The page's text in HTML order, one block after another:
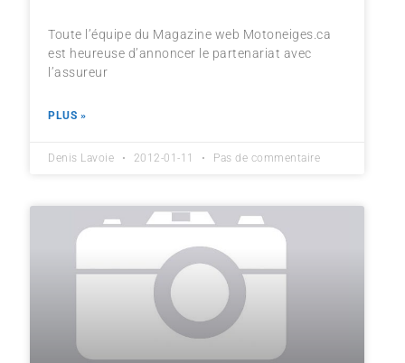
Toute l’équipe du Magazine web Motoneiges.ca
est heureuse d’annoncer le partenariat avec
l’assureur
PLUS »
Denis Lavoie 2012-01-11 Pas de commentaire